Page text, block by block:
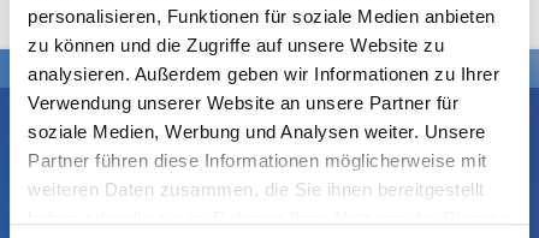
personalisieren, Funktionen für soziale Medien anbieten
zu können und die Zugriffe auf unsere Website zu
analysieren. Außerdem geben wir Informationen zu Ihrer
Verwendung unserer Website an unsere Partner für
soziale Medien, Werbung und Analysen weiter. Unsere
Partner führen diese Informationen möglicherweise mit
weiteren Daten zusammen, die Sie ihnen bereitgestellt
SIE HABEN FRAGEN